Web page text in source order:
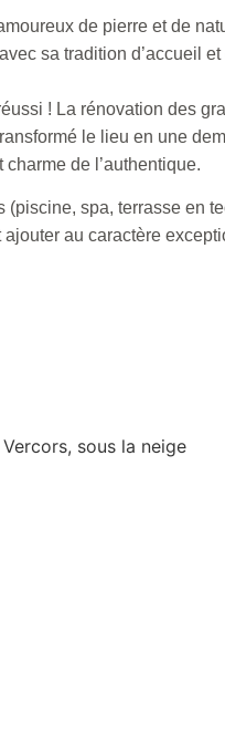
de pierre et de
sa tradition d’accueil et
! La rénovation des
le lieu en une
de l’authentique.
(piscine, spa, terrasse en
au caractère